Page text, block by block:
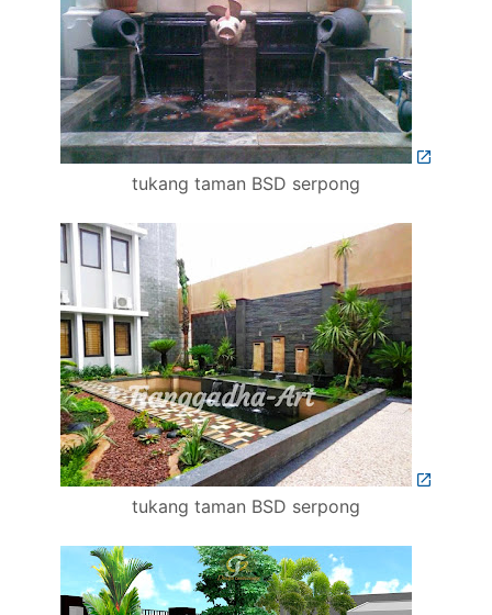
tukang taman BSD serpong
tukang taman BSD serpong